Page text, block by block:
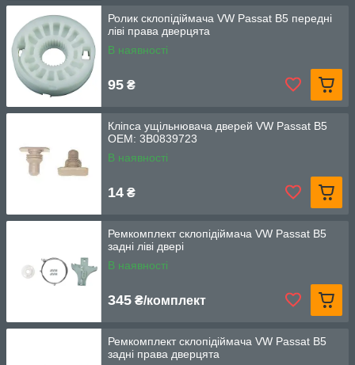
Ролик склопідіймача VW Passat B5 передні
ліві права дверцята
В наявності
95 ₴
Кліпса ущільнювача дверей VW Passat B5
OEM: 3B0839723
В наявності
14 ₴
Ремкомплект склопідіймача VW Passat B5
задні ліві двері
В наявності
345 ₴/комплект
Ремкомплект склопідіймача VW Passat B5
задні права дверцята